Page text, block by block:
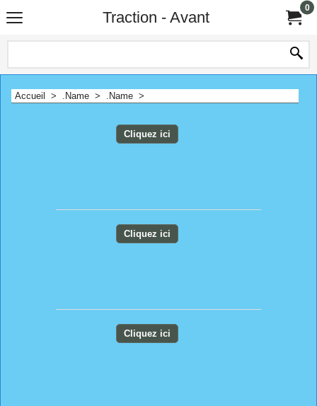
Traction - Avant
0
Accueil > .Name > .Name >
Cliquez ici
Cliquez ici
Cliquez ici